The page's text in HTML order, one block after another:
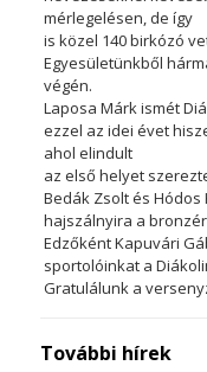
mérlegelésen, de így
is közel 140 birkózó
Egyesületünkből
végén.
Laposa Márk ismét
ezzel az idei évet
ahol elindult
az első helyet
Bedák Zsolt és
hajszálnyira a
Edzőként Kapuvári
sportolóinkat a
Gratulálunk a
További hírek